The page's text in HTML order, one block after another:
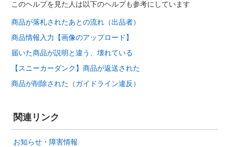
このヘルプを見た人は以下のヘルプも参考にしています
商品が落札されたあとの流れ（出品者）
商品情報入力【画像のアップロード】
届いた商品が説明と違う、壊れている
【スニーカーダンク】商品が返送された
商品が削除された（ガイドライン違反）
関連リンク
お知らせ・障害情報